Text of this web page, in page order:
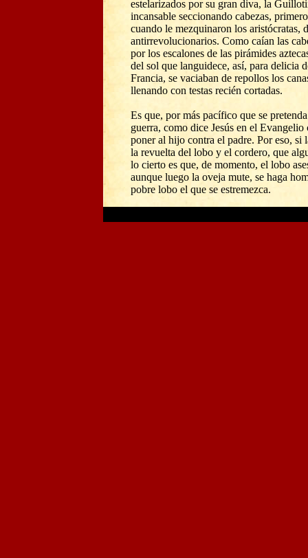
estelarizados por su gran diva, la
incansable seccionando cabezas,
cuando le mezquinaron los aristócratas,
antirrevolucionarios. Como caían las
por los escalones de las pirámides
del sol que languidece, así, para delicia
Francia, se vaciaban de repollos los
llenando con testas recién cortadas.
Es que, por más pacífico que se
guerra, como dice Jesús en el
poner al hijo contra el padre. Por eso, si
la revuelta del lobo y el cordero, que
lo cierto es que, de momento, el lobo
aunque luego la oveja mute, se haga
pobre lobo el que se estremezca.